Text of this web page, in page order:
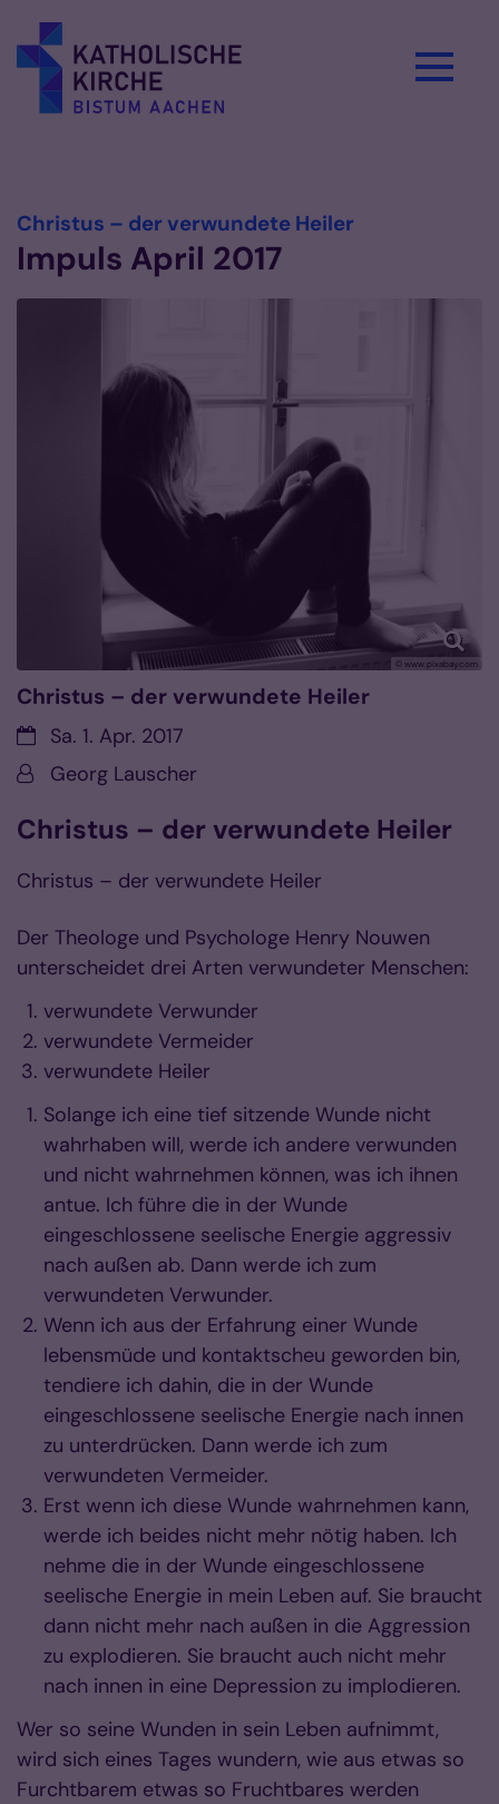
Christus – der verwundete Heiler
Impuls April 2017
© www.pixabay.com
Christus – der verwundete Heiler
Datum:Sa. 1. Apr. 2017
Von:Georg Lauscher
Christus – der verwundete Heiler
Christus – der verwundete Heiler
Der Theologe und Psychologe Henry Nouwen
unterscheidet drei Arten verwundeter Menschen:
verwundete Verwunder
verwundete Vermeider
verwundete Heiler
Solange ich eine tief sitzende Wunde nicht
wahrhaben will, werde ich andere verwunden
und nicht wahrnehmen können, was ich ihnen
antue. Ich führe die in der Wunde
eingeschlossene seelische Energie aggressiv
nach außen ab. Dann werde ich zum
verwundeten Verwunder.
Wenn ich aus der Erfahrung einer Wunde
lebensmüde und kontaktscheu geworden bin,
tendiere ich dahin, die in der Wunde
eingeschlossene seelische Energie nach innen
zu unterdrücken. Dann werde ich zum
verwundeten Vermeider.
Erst wenn ich diese Wunde wahrnehmen kann,
werde ich beides nicht mehr nötig haben. Ich
nehme die in der Wunde eingeschlossene
seelische Energie in mein Leben auf. Sie braucht
dann nicht mehr nach außen in die Aggression
zu explodieren. Sie braucht auch nicht mehr
nach innen in eine Depression zu implodieren.
Wer so seine Wunden in sein Leben aufnimmt,
wird sich eines Tages wundern, wie aus etwas so
Furchtbarem etwas so Fruchtbares werden